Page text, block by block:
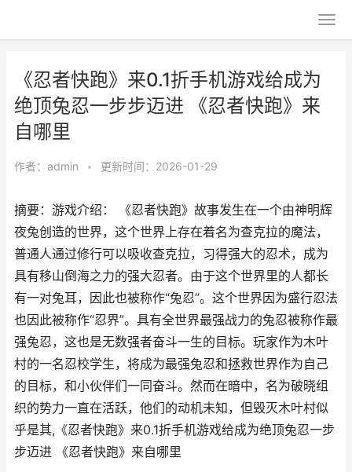
《忍者快跑》来0.1折手机游戏给成为
绝顶兔忍一步步迈进 《忍者快跑》来
自哪里
作者： admin • 更新时间：2026-01-29
摘要：游戏介绍： 《忍者快跑》故事发生在一个由神明辉
夜兔创造的世界，这个世界上存在着名为查克拉的魔法，
普通人通过修行可以吸收查克拉，习得强大的忍术，成为
具有移山倒海之力的强大忍者。由于这个世界里的人都长
有一对兔耳，因此也被称作“兔忍”。这个世界因为盛行忍法
也因此被称作“忍界”。具有全世界最强战力的兔忍被称作最
强兔忍，这也是无数强者奋斗一生的目标。玩家作为木叶
村的一名忍校学生，将成为最强兔忍和拯救世界作为自己
的目标，和小伙伴们一同奋斗。然而在暗中，名为破晓组
织的势力一直在活跃，他们的动机未知，但毁灭木叶村似
乎是其,《忍者快跑》来0.1折手机游戏给成为绝顶兔忍一步
步迈进 《忍者快跑》来自哪里